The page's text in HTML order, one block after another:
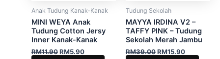
Anak Tudung Kanak-Kanak
MINI WEYA Anak
Tudung Cotton Jersy
Inner Kanak-Kanak
RM11.90 RM5.90
multiple
variants.
The
options
may
Tudung Sekolah
MAYYA IRDINA V2 –
TAFFY PINK – Tudung
Sekolah Merah Jambu
RM39.00RM15.90
The
may